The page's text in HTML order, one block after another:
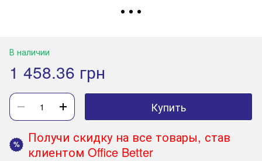
В наличии
1 458.36 грн
Купить
%
Получи скидку на все товары, став
клиентом Office Better